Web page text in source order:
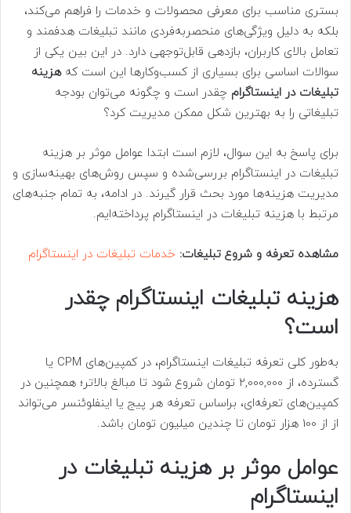
بستری مناسب برای معرفی محصولات و خدمات را فراهم می‌کند،
بلکه به دلیل ویژگی‌های منحصربه‌فردی مانند تبلیغات هدفمند و
تعامل بالای کاربران، بازدهی قابل‌توجهی دارد. در این بین یکی از
سوالات اساسی برای بسیاری از کسب‌وکارها این است کههزینه
تبلیغات در اینستاگرام چقدر است و چگونه می‌توان بودجه
تبلیغاتی را به بهترین شکل ممکن مدیریت کرد؟
برای پاسخ به این سوال، لازم است ابتدا عوامل موثر بر هزینه
تبلیغات در اینستاگرام بررسی‌شده و سپس روش‌های بهینه‌سازی و
مدیریت هزینه‌ها مورد بحث قرار گیرند. در ادامه، به تمام جنبه‌های
مرتبط با هزینه تبلیغات در اینستاگرام پرداخته‌ایم.
مشاهده تعرفه و شروع تبلیغات: خدمات تبلیغات در اینستاگرام
هزینه تبلیغات اینستاگرام چقدر
است؟
به‌طور کلی تعرفه تبلیغات اینستاگرام، در کمپین‌های CPM یا
گسترده، از 2,000,000 تومان شروع شود تا مبالغ بالاتر؛ همچنین در
کمپین‌های تعرفه‌ای، براساس تعرفه هر پیج یا اینفلوئنسر می‌تواند
از از 100 هزار تومان تا چندین میلیون تومان باشد.
عوامل موثر بر هزینه تبلیغات در
اینستاگرام